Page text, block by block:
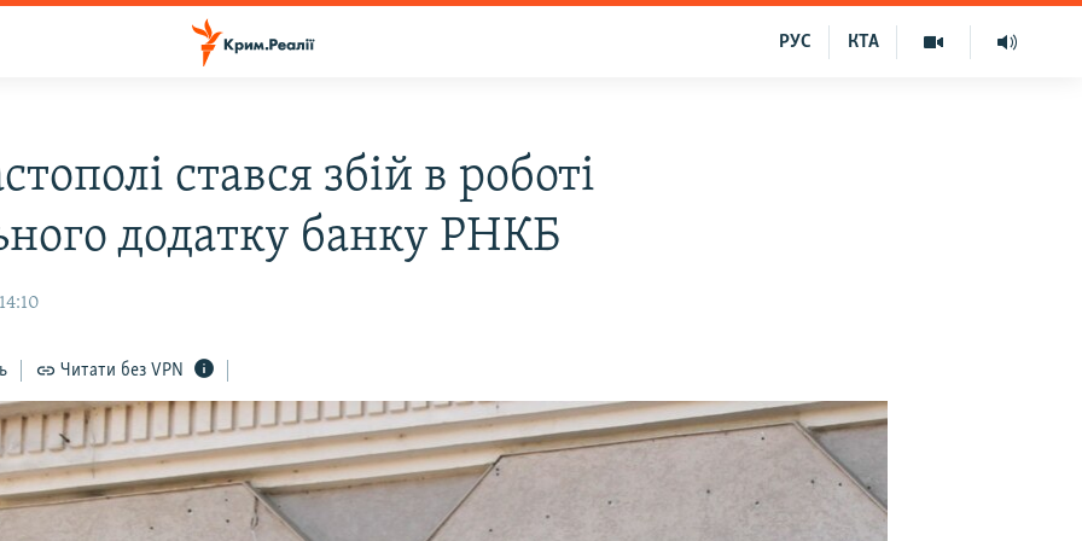
КТА
РУС
стався збій в роботі
додатку банку РНКБ
Читати без VPN